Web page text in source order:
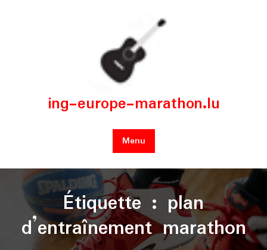
ing-europe-marathon.lu
Menu
Étiquette : plan
d’entraînement marathon